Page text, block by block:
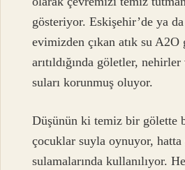
gösteriyor. Eskişehir’de ya
evimizden çıkan atık su
arıtıldığında göletler,
suları korunmuş oluyor.
Düşünün ki temiz bir gölette
çocuklar suyla oynuyor,
sulamalarında kullanılıyor.